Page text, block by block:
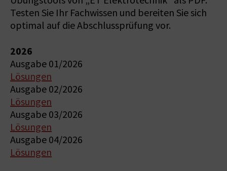
Testen Sie Ihr Fachwissen und bereiten Sie sich
optimal auf die Abschlussprüfung vor.
2026
Ausgabe 01/2026
Lösungen
Ausgabe 02/2026
Lösungen
Ausgabe 03/2026
Lösungen
Ausgabe 04/2026
Lösungen